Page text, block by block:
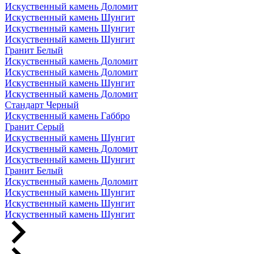
Искуственный камень Доломит
Искуственный камень Шунгит
Искуственный камень Шунгит
Искуственный камень Шунгит
Гранит Белый
Искуственный камень Доломит
Искуственный камень Доломит
Искуственный камень Шунгит
Искуственный камень Доломит
Стандарт Черный
Искуственный камень Габбро
Гранит Серый
Искуственный камень Шунгит
Искуственный камень Доломит
Искуственный камень Шунгит
Гранит Белый
Искуственный камень Доломит
Искуственный камень Шунгит
Искуственный камень Шунгит
Искуственный камень Шунгит